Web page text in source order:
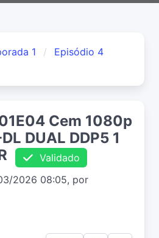
1
Episódio 4
Cem 1080p
DUAL DDP5 1
Validado
2026 08:05, por